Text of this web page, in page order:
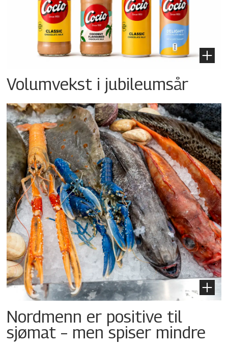
Volumvekst i jubileumsår
Nordmenn er positive til
sjømat – men spiser mindre